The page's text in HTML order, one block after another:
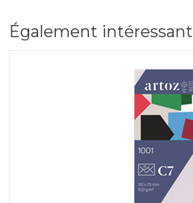
Également intéressant